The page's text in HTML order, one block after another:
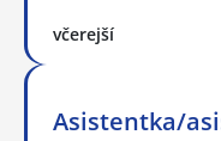
včerejší
Asistentka/